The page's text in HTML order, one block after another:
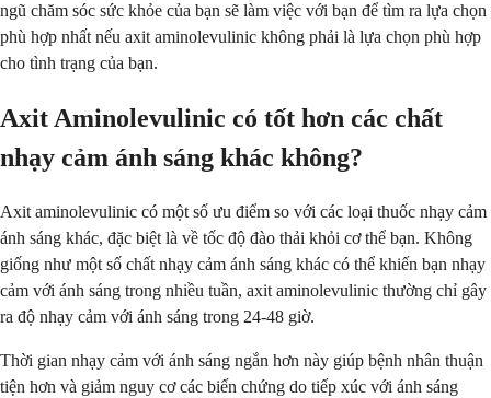
ngũ chăm sóc sức khỏe của bạn sẽ làm việc với bạn để tìm ra lựa chọn
phù hợp nhất nếu axit aminolevulinic không phải là lựa chọn phù hợp
cho tình trạng của bạn.
Axit Aminolevulinic có tốt hơn các chất
nhạy cảm ánh sáng khác không?
Axit aminolevulinic có một số ưu điểm so với các loại thuốc nhạy cảm
ánh sáng khác, đặc biệt là về tốc độ đào thải khỏi cơ thể bạn. Không
giống như một số chất nhạy cảm ánh sáng khác có thể khiến bạn nhạy
cảm với ánh sáng trong nhiều tuần, axit aminolevulinic thường chỉ gây
ra độ nhạy cảm với ánh sáng trong 24-48 giờ.
Thời gian nhạy cảm với ánh sáng ngắn hơn này giúp bệnh nhân thuận
tiện hơn và giảm nguy cơ các biến chứng do tiếp xúc với ánh sáng